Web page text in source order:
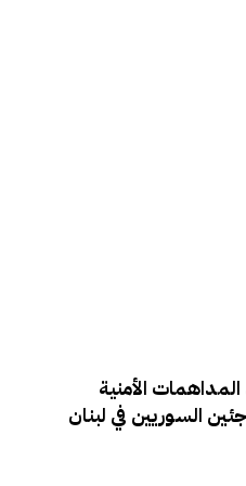
الأمنية
السوريين في لبنان